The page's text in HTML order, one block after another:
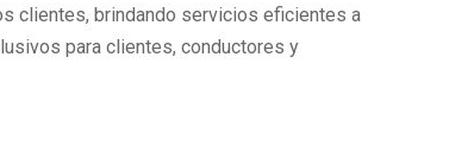
clientes, brindando servicios eficientes a
para clientes, conductores y